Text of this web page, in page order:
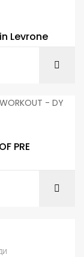
Levrone
PRE